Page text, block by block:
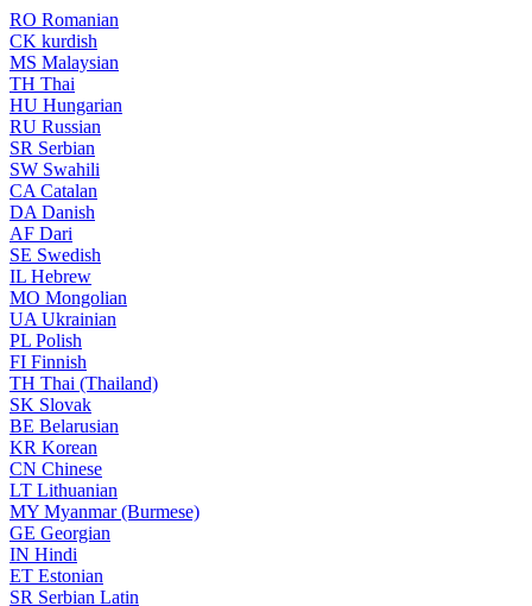
RO Romanian
CK kurdish
MS Malaysian
TH Thai
HU Hungarian
RU Russian
SR Serbian
SW Swahili
CA Catalan
DA Danish
AF Dari
SE Swedish
IL Hebrew
MO Mongolian
UA Ukrainian
PL Polish
FI Finnish
TH Thai (Thailand)
SK Slovak
BE Belarusian
KR Korean
CN Chinese
LT Lithuanian
MY Myanmar (Burmese)
GE Georgian
IN Hindi
ET Estonian
SR Serbian Latin